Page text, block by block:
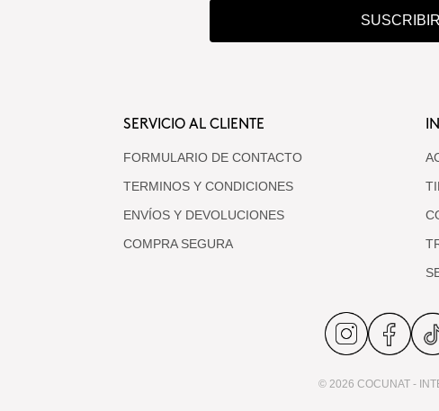
SERVICIO AL CLIENTE
FORMULARIO DE CONTACTO
TERMINOS Y CONDICIONES
ENVÍOS Y DEVOLUCIONES
COMPRA SEGURA
© 2026 COCUNAT -